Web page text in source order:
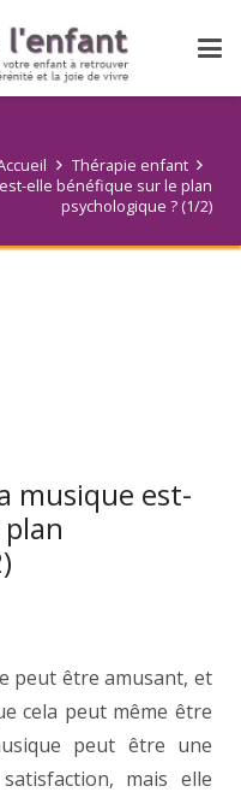
Thérapie enfant
elle bénéfique sur le plan
psychologique ? (1/2)
musique est-
peut être amusant, et
cela peut même être
peut être une
mais elle